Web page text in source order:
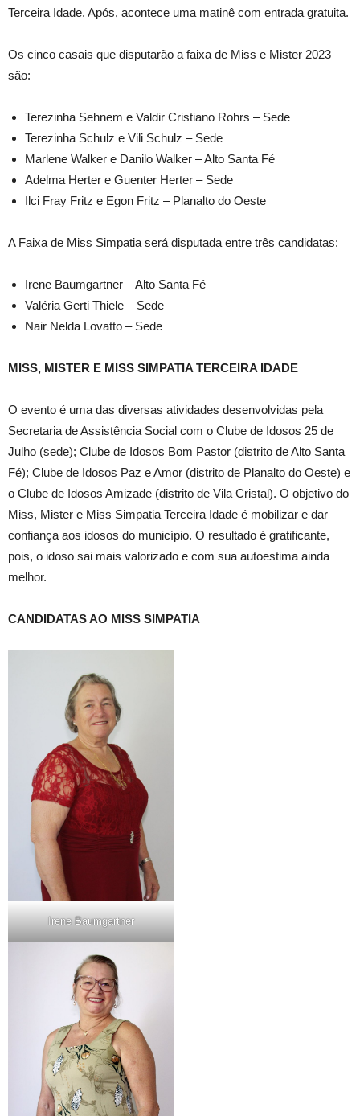
Terceira Idade. Após, acontece uma matinê com entrada gratuita.
Os cinco casais que disputarão a faixa de Miss e Mister 2023
são:
Terezinha Sehnem e Valdir Cristiano Rohrs – Sede
Terezinha Schulz e Vili Schulz – Sede
Marlene Walker e Danilo Walker – Alto Santa Fé
Adelma Herter e Guenter Herter – Sede
Ilci Fray Fritz e Egon Fritz – Planalto do Oeste
A Faixa de Miss Simpatia será disputada entre três candidatas:
Irene Baumgartner – Alto Santa Fé
Valéria Gerti Thiele – Sede
Nair Nelda Lovatto – Sede
MISS, MISTER E MISS SIMPATIA TERCEIRA IDADE
O evento é uma das diversas atividades desenvolvidas pela
Secretaria de Assistência Social com o Clube de Idosos 25 de
Julho (sede); Clube de Idosos Bom Pastor (distrito de Alto Santa
Fé); Clube de Idosos Paz e Amor (distrito de Planalto do Oeste) e
o Clube de Idosos Amizade (distrito de Vila Cristal). O objetivo do
Miss, Mister e Miss Simpatia Terceira Idade é mobilizar e dar
confiança aos idosos do município. O resultado é gratificante,
pois, o idoso sai mais valorizado e com sua autoestima ainda
melhor.
CANDIDATAS AO MISS SIMPATIA
Irene Baumgartner